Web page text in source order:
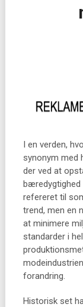
I en verden,
synonym med
der ved at
bæredygtighed
refereret til
trend, men en
at minimere
standarder i
forandring.
Historisk set